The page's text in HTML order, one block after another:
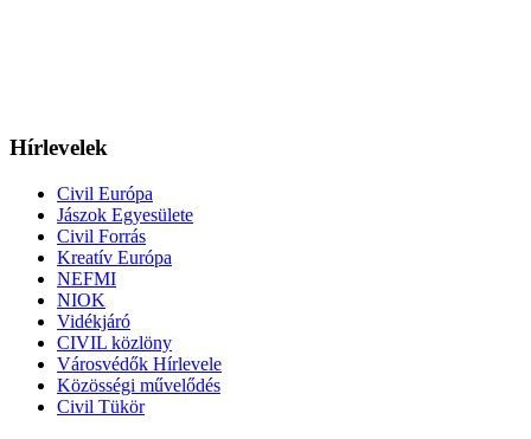
Hírlevelek
Civil Európa
Jászok Egyesülete
Civil Forrás
Kreatív Európa
NEFMI
NIOK
Vidékjáró
CIVIL közlöny
Városvédők Hírlevele
Közösségi művelődés
Civil Tükör